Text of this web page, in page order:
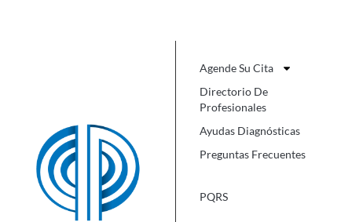
Agende Su Cita
Directorio De
Profesionales
Ayudas Diagnósticas
Preguntas Frecuentes
PQRS